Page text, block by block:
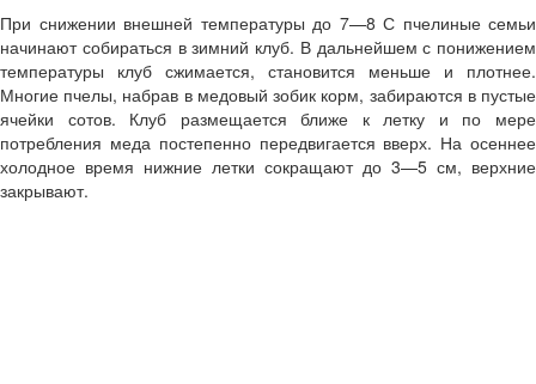
При снижении внешней температуры до 7—8 С пчелиные семьи
начинают собираться в зимний клуб. В дальнейшем с понижением
температуры клуб сжимается, становится меньше и плотнее.
Многие пчелы, набрав в медовый зобик корм, забираются в пустые
ячейки сотов. Клуб размещается ближе к летку и по мере
потребления меда постепенно передвигается вверх. На осеннее
холодное время нижние летки сокращают до 3—5 см, верхние
закрывают.